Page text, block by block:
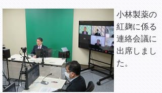
小林製薬の
紅麹に係る
連絡会議に
出席しまし
た。